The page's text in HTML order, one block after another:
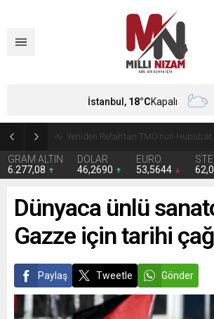
Yeniden Refah’tan TMO’nun
GRAM ALTIN
6.277,08
DOLAR
46,2690
EURO
53,5644
İstanbul, 18°CKapalı
Dünyaca ünlü
Gazze için tarihi
Paylaş Tweetle Gönder